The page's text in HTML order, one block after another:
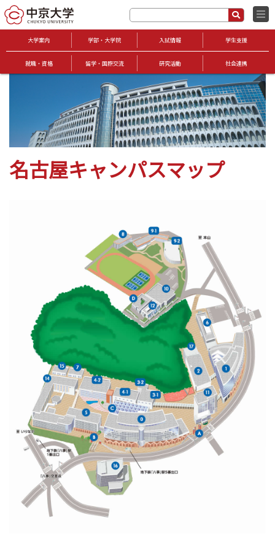
大学案内 学部・大学院 入試情報 学生支援
就職・資格 留学・国際交流 研究活動 社会連携
名古屋キャンパスマップ